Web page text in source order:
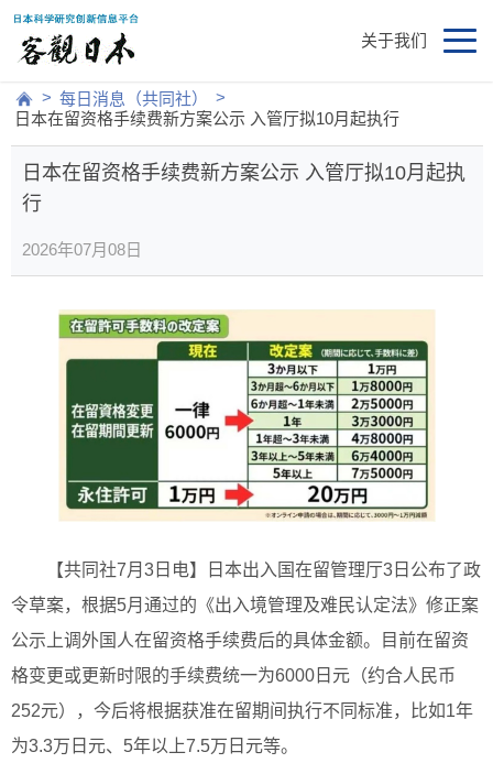
关于我们
> 每日消息（共同社）
>
日本在留资格手续费新方案公示 入管厅拟10月起执行
日本在留资格手续费新方案公示 入管厅拟10月起执
行
2026年07月08日
【共同社7月3日电】日本出入国在留管理厅3日公布了政
令草案，根据5月通过的《出入境管理及难民认定法》修正案
公示上调外国人在留资格手续费后的具体金额。目前在留资
格变更或更新时限的手续费统一为6000日元（约合人民币
252元），今后将根据获准在留期间执行不同标准，比如1年
为3.3万日元、5年以上7.5万日元等。